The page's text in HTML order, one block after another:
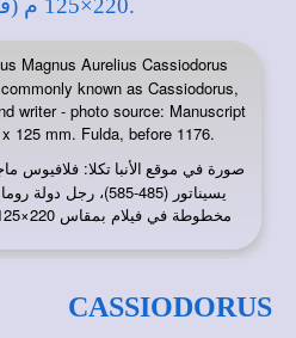
Magnus Aurelius Cassiodorus
known as Cassiodorus,
writer - photo source: Manuscript
125 mm. Fulda, before 1176.
صورة في موقع الأنبا تكلا: فلافيوس
يسيناتور (485-585)،
مخطوطة في فيلام بمقاس 220×125 م (فولدا)، قبل سنة 1176.
CASSIODORUS